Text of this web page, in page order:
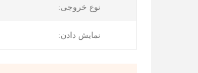
نوع خروجی:
نمایش دادن: